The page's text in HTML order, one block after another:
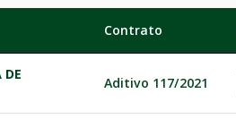
Contrato
DE
Aditivo 117/2021